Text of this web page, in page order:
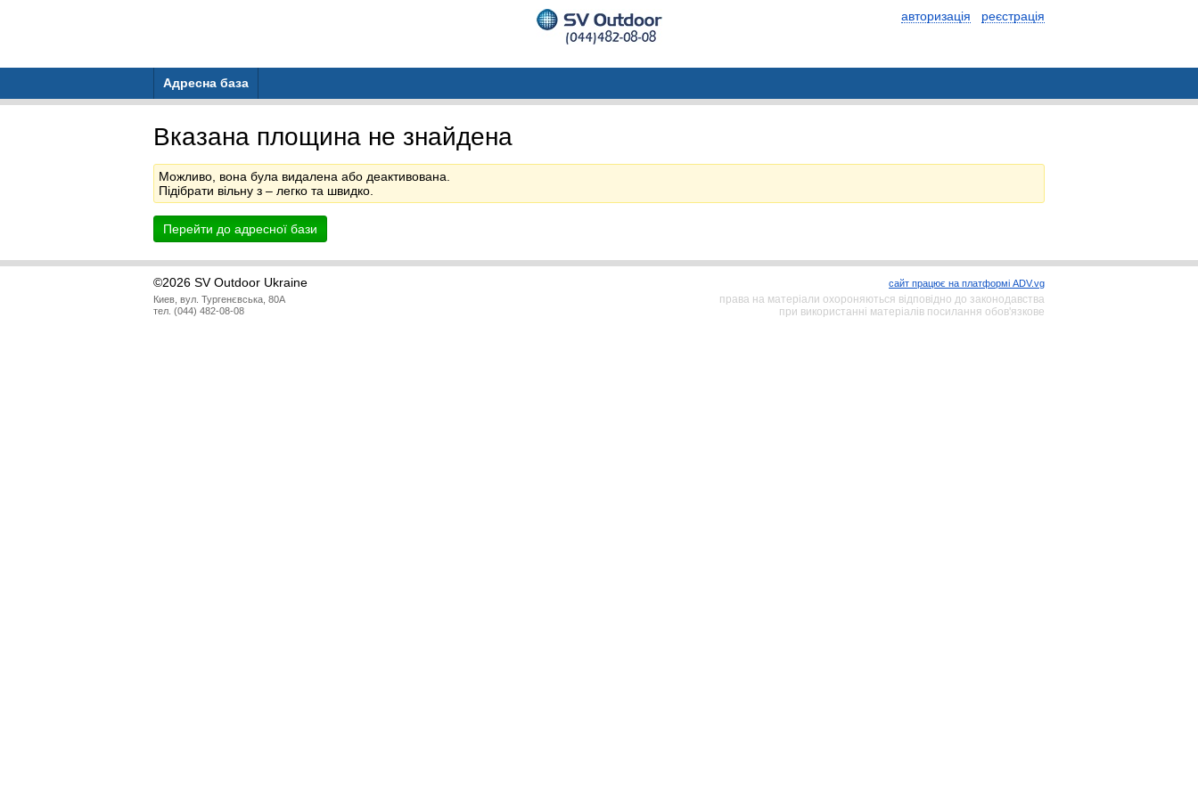
авторизація реєстрація
Адресна база
Вказана площина не знайдена
Можливо, вона була видалена або деактивована.
Підібрати вільну з – легко та швидко.
Перейти до адресної бази
©2026 SV Outdoor Ukraine
Киев, вул. Тургенєвська, 80А
тел. (044) 482-08-08
сайт працює на платформі ADV.vg
права на матеріали охороняються відповідно до законодавства
при використанні матеріалів посилання обов'язкове